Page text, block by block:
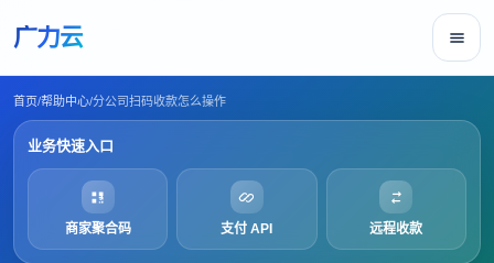
广力云
首页/帮助中心/分公司扫码收款怎么操作
业务快速入口
商家聚合码 支付 API 远程收款